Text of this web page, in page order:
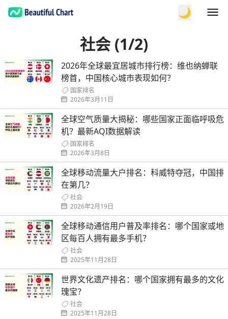
🌙
社会 (1/2)
2026年全球最宜居城市排行榜：维也纳蝉联
榜首，中国核心城市表现如何？
国家排名
2026年3月11日
全球空气质量大揭秘：哪些国家正面临呼吸危
机？最新AQI数据解读
国家排名
2026年3月8日
全球移动流量大户排名：科威特夺冠，中国排
在第几？
社会
2026年2月19日
全球移动通信用户普及率排名：哪个国家或地
区每百人拥有最多手机？
社会
2025年11月28日
世界文化遗产排名：哪个国家拥有最多的文化
瑰宝？
社会
2025年11月28日